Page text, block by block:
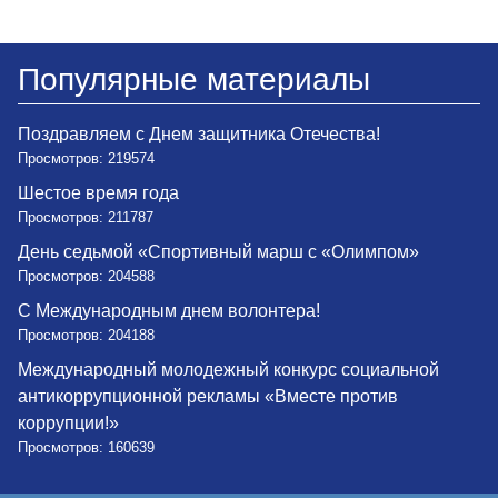
Популярные материалы
Поздравляем с Днем защитника Отечества!
Просмотров: 219574
Шестое время года
Просмотров: 211787
День седьмой «Спортивный марш с «Олимпом»
Просмотров: 204588
С Международным днем волонтера!
Просмотров: 204188
Международный молодежный конкурс социальной
антикоррупционной рекламы «Вместе против
коррупции!»
Просмотров: 160639